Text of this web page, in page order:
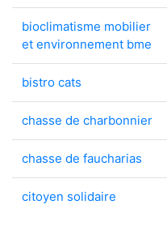
bioclimatisme mobilier
et environnement bme
bistro cats
chasse de charbonnier
chasse de faucharias
citoyen solidaire